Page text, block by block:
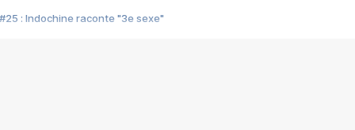
#25 : Indochine raconte "3e sexe"